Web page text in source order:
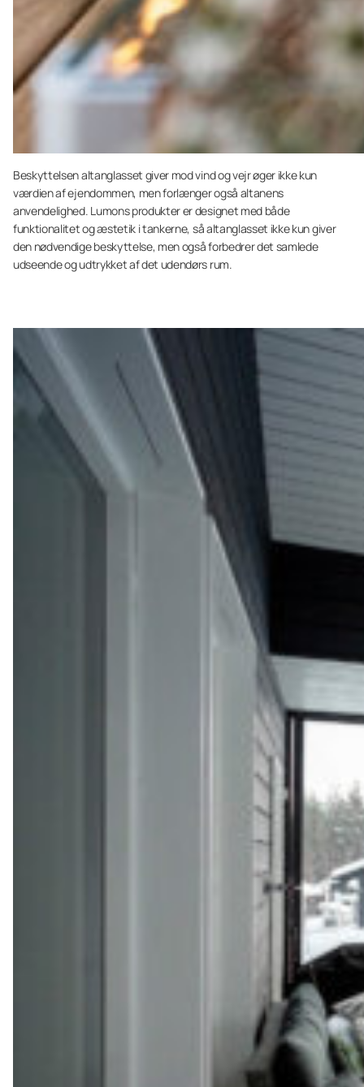
Beskyttelsen altanglasset giver mod vind og vejr øger ikke kun
værdien af ejendommen, men forlænger også altanens
anvendelighed. Lumons produkter er designet med både
funktionalitet og æstetik i tankerne, så altanglasset ikke kun giver
den nødvendige beskyttelse, men også forbedrer det samlede
udseende og udtrykket af det udendørs rum.